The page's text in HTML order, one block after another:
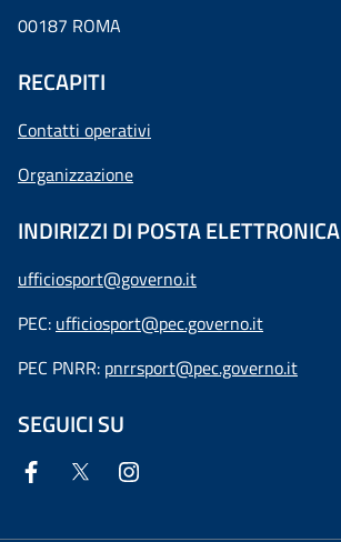
00187 ROMA
RECAPITI
Contatti operativi
Organizzazione
INDIRIZZI DI POSTA ELETTRONICA
ufficiosport@governo.it
PEC: ufficiosport@pec.governo.it
PEC PNRR: pnrrsport@pec.governo.it
SEGUICI SU